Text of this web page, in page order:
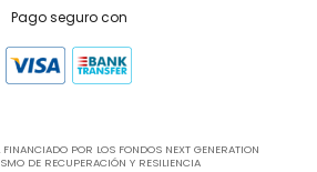
Pago seguro con
POR LOS FONDOS NEXT GENERATION
DE RECUPERACIÓN Y RESILIENCIA